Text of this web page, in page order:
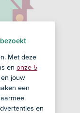
Met deze
en onze 5
jouw
een
en